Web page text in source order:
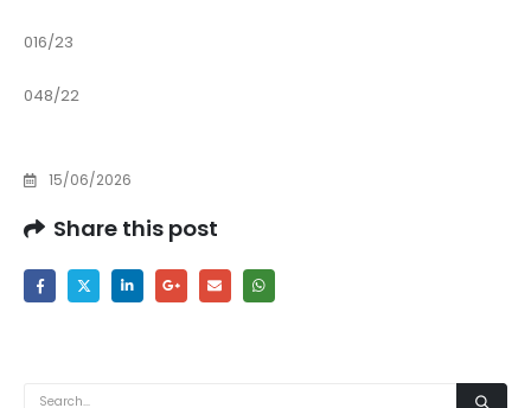
016/23
048/22
15/06/2026
Share this post